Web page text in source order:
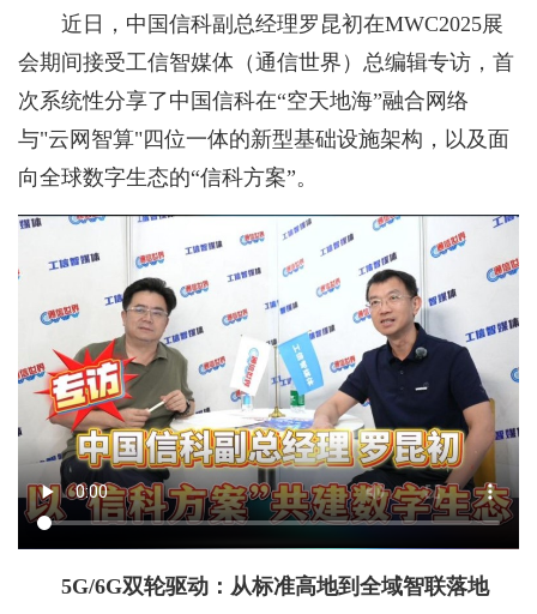
近日，中国信科副总经理罗昆初在MWC2025展
会期间接受工信智媒体（通信世界）总编辑专访，首
次系统性分享了中国信科在“空天地海”融合网络
与"云网智算"四位一体的新型基础设施架构，以及面
向全球数字生态的“信科方案”。
5G/6G双轮驱动：从标准高地到全域智联落地